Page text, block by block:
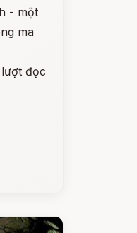
- một
ma
đọc